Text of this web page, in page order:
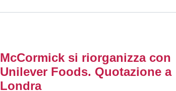
McCormick si riorganizza con
Unilever Foods. Quotazione a
Londra